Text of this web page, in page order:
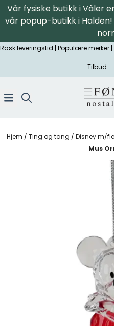
Hopp til innhold
Vår fysiske butikk i Våler
vår popup-butikk i
Rask leveringstid | Populære merker
Tilbud
Hjem / Ting og tang / Disney m/
Mus